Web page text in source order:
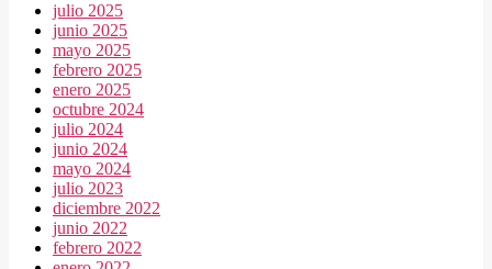
julio 2025
junio 2025
mayo 2025
febrero 2025
enero 2025
octubre 2024
julio 2024
junio 2024
mayo 2024
julio 2023
diciembre 2022
junio 2022
febrero 2022